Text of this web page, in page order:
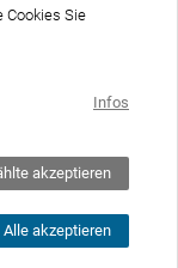
Cookies Sie
Infos
akzeptieren
Alle akzeptieren